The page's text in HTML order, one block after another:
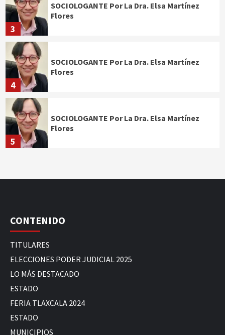
3
SOCIOLOGANTE Por La Dra. Elsa Martínez
Flores
4
SOCIOLOGANTE Por La Dra. Elsa Martínez
Flores
5
SOCIOLOGANTE Por La Dra. Elsa Martínez
Flores
CONTENIDO
TITULARES
ELECCIONES PODER JUDICIAL 2025
LO MÁS DESTACADO
ESTADO
FERIA TLAXCALA 2024
ESTADO
MUNICIPIOS